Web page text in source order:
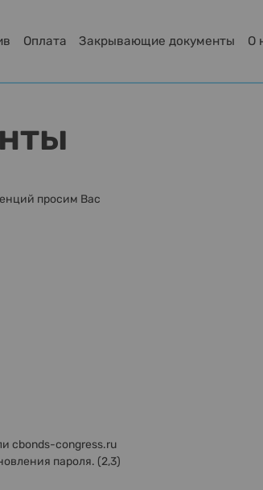
Оплата Закрывающие документы О
просим Вас
cbonds-congress.ru
пароля. (2,3)